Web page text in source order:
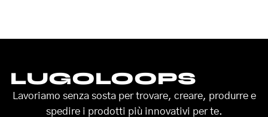
LUGOLOOPS
Lavoriamo senza sosta per trovare, creare, produrre e
spedire i prodotti più innovativi per te.